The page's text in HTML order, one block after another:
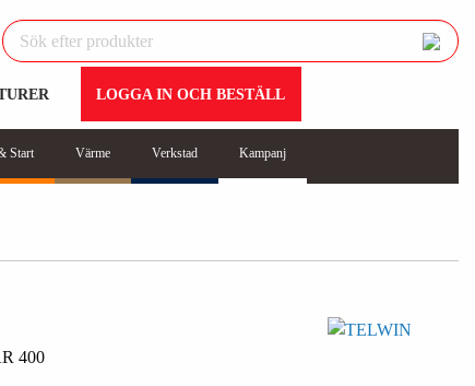
LOGGA IN OCH BESTÄLL
Start Värme Verkstad Kampanj
400